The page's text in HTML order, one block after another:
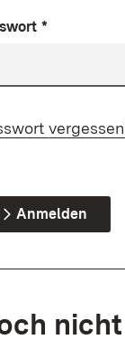
*
Anmelden